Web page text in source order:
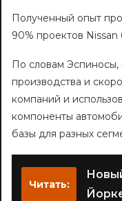
Полученный опыт
90% проектов Nissan
По словам Эспиносы,
производства и
компаний и
компоненты
базы для разных
Читать: